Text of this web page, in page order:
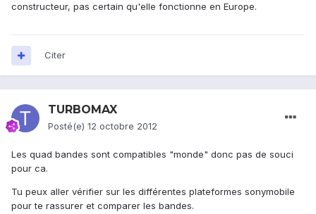
constructeur, pas certain qu'elle fonctionne en Europe.
Citer
TURBOMAX
Posté(e) 12 octobre 2012
Les quad bandes sont compatibles "monde" donc pas de souci
pour ca.
Tu peux aller vérifier sur les différentes plateformes sonymobile
pour te rassurer et comparer les bandes.